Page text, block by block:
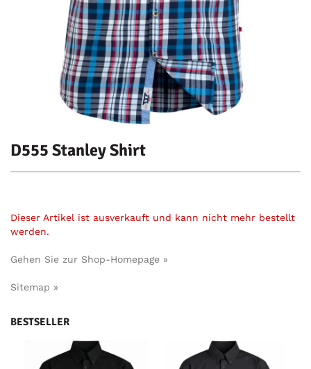
D555 Stanley Shirt
Dieser Artikel ist ausverkauft und kann nicht mehr bestellt
werden.
Gehen Sie zur Shop-Homepage »
Sitemap »
BESTSELLER